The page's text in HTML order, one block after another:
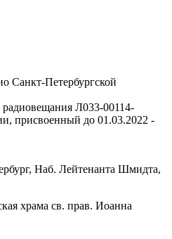
Санкт-Петербургской
Л033-00114-
присвоенный до 01.03.2022 -
Наб. Лейтенанта Шмидта,
храма св. прав. Иоанна